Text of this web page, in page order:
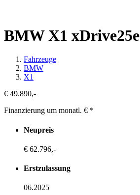
BMW X1 xDrive25e
Fahrzeuge
BMW
X1
€ 49.890,-
Finanzierung um monatl. € *
Neupreis
€ 62.796,-
Erstzulassung
06.2025